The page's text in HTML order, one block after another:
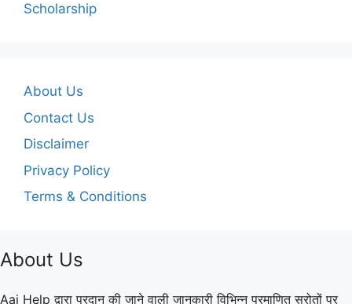
Scholarship
About Us
Contact Us
Disclaimer
Privacy Policy
Terms & Conditions
About Us
Aaj Help द्वारा प्रदान की जाने वाली जानकारी विभिन्न प्रमाणित स्रोतों पर